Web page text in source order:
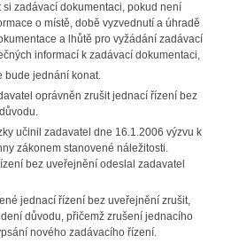
zadávací dokumentaci, pokud není
o místě, době vyzvednutí a úhradě
a lhůtě pro vyžádání zadávací
informací k zadávací dokumentaci,
bude jednání konat.
oprávněn zrušit jednací řízení bez
učinil zadavatel dne 16.1.2006 výzvu k
zákonem stanovené náležitosti.
bez uveřejnění odeslal zadavatel
jednací řízení bez uveřejnění zrušit,
důvodu, přičemž zrušení jednacího
nového zadávacího řízení.